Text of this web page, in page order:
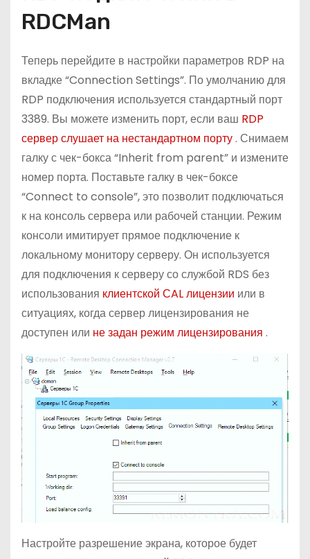
RDCMan
Теперь перейдите в настройки параметров RDP на
вкладке “Connection Settings”. По умолчанию для
RDP подключения используется стандартный порт
3389. Вы можете изменить порт, если ваш RDP
сервер слушает на нестандартном порту. Снимаем
галку с чек-бокса “Inherit from parent” и измените
номер порта. Поставьте галку в чек-боксе
“Connect to console”, это позволит подключаться
к на консоль сервера или рабочей станции. Режим
консоли имитирует прямое подключение к
локальному монитору серверу. Он используется
для подключения к серверу со службой RDS без
использования клиентской СAL лицензии или в
ситуациях, когда сервер лицензирования не
доступен или не задан режим лицензирования .
Настройте разрешение экрана, которое будет